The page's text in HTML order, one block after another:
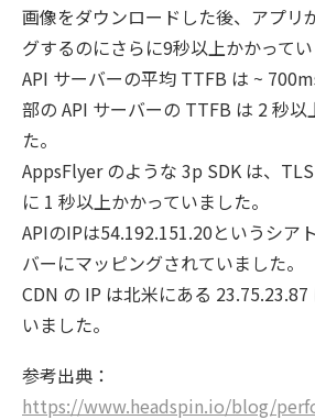
画像をダウンロードした後、アプリ
グするのにさらに9秒以上かかってい
API サーバーの平均 TTFB は ~
部の API サーバーの TTFB は 2 秒以
た。
AppsFlyer のような 3p SDK は、
に 1 秒以上かかっていました。
APIのIPは54.192.151.20というシア
バーにマッピングされていました。
CDN の IP は北米にある
いました。
参考出典：
https://www.headspin.io/blog/